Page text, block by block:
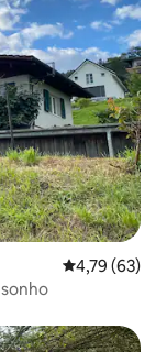
4,79 de uma
4,79 (63)